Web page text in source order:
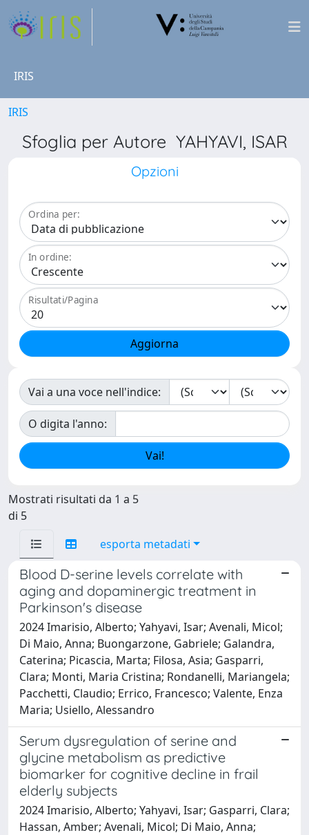
IRIS
IRIS
Sfoglia per Autore YAHYAVI, ISAR
Opzioni
Ordina per:
In ordine:
Risultati/Pagina
Vai a una voce nell'indice:
O digita l'anno:
Mostrati risultati da 1 a 5
di 5
esporta metadati
Blood D-serine levels correlate with
aging and dopaminergic treatment in
Parkinson's disease
2024 Imarisio, Alberto; Yahyavi, Isar; Avenali, Micol;
Di Maio, Anna; Buongarzone, Gabriele; Galandra,
Caterina; Picascia, Marta; Filosa, Asia; Gasparri,
Clara; Monti, Maria Cristina; Rondanelli, Mariangela;
Pacchetti, Claudio; Errico, Francesco; Valente, Enza
Maria; Usiello, Alessandro
Serum dysregulation of serine and
glycine metabolism as predictive
biomarker for cognitive decline in frail
elderly subjects
2024 Imarisio, Alberto; Yahyavi, Isar; Gasparri, Clara;
Hassan, Amber; Avenali, Micol; Di Maio, Anna;